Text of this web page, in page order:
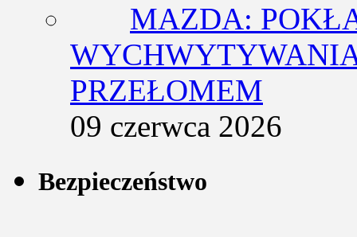
MAZDA:
PRZEŁOMEM
09 czerwca 2026
Bezpieczeństwo